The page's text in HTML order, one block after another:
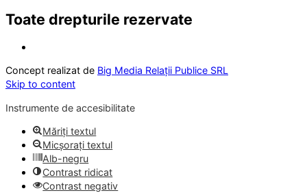
Toate drepturile rezervate
Concept realizat de Big Media Relații Publice SRL
Skip to content
Instrumente de accesibilitate
Măriți textul
Micșorați textul
Alb-negru
Contrast ridicat
Contrast negativ